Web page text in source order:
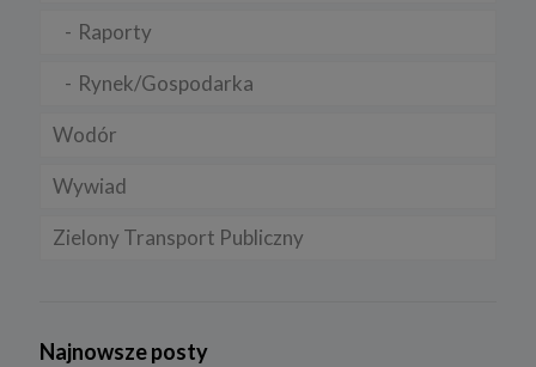
Raporty
Rynek/Gospodarka
Wodór
Wywiad
Zielony Transport Publiczny
Najnowsze posty